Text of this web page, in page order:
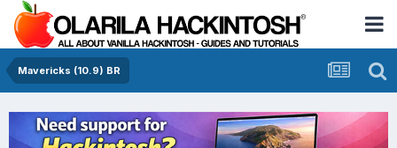
Mavericks (10.9) BR